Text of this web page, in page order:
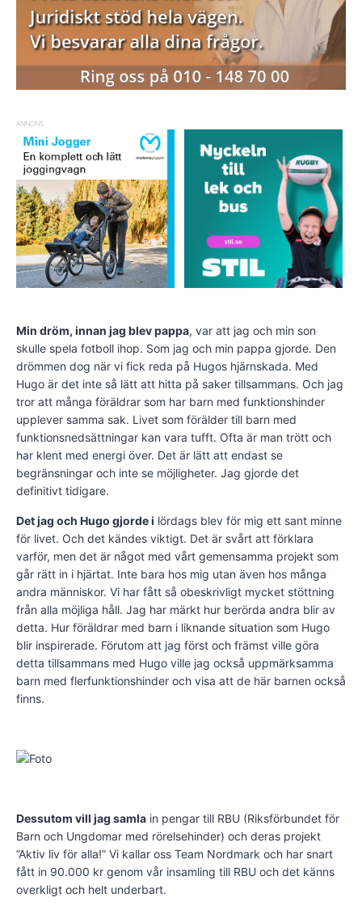
ANNONS
Min dröm, innan jag blev pappa, var att jag och min son
skulle spela fotboll ihop. Som jag och min pappa gjorde. Den
drömmen dog när vi fick reda på Hugos hjärnskada. Med
Hugo är det inte så lätt att hitta på saker tillsammans. Och jag
tror att många föräldrar som har barn med funktionshinder
upplever samma sak. Livet som förälder till barn med
funktionsnedsättningar kan vara tufft. Ofta är man trött och
har klent med energi över. Det är lätt att endast se
begränsningar och inte se möjligheter. Jag gjorde det
definitivt tidigare.
Det jag och Hugo gjorde i lördags blev för mig ett sant minne
för livet. Och det kändes viktigt. Det är svårt att förklara
varför, men det är något med vårt gemensamma projekt som
går rätt in i hjärtat. Inte bara hos mig utan även hos många
andra människor. Vi har fått så obeskrivligt mycket stöttning
från alla möjliga håll. Jag har märkt hur berörda andra blir av
detta. Hur föräldrar med barn i liknande situation som Hugo
blir inspirerade. Förutom att jag först och främst ville göra
detta tillsammans med Hugo ville jag också uppmärksamma
barn med flerfunktionshinder och visa att de här barnen också
finns.
Dessutom vill jag samla in pengar till RBU (Riksförbundet för
Barn och Ungdomar med rörelsehinder) och deras projekt
”Aktiv liv för alla!” Vi kallar oss Team Nordmark och har snart
fått in 90.000 kr genom vår insamling till RBU och det känns
overkligt och helt underbart.